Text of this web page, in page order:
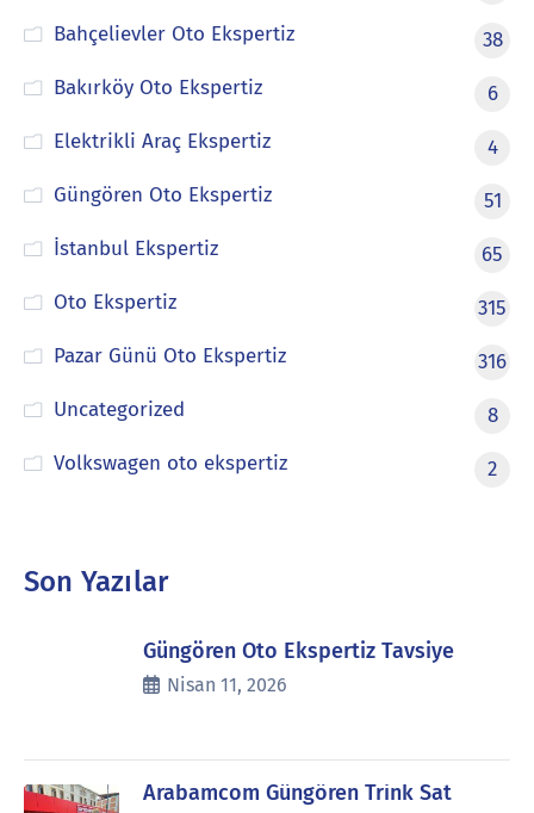
Bahçelievler Oto Ekspertiz
38
Bakırköy Oto Ekspertiz
6
Elektrikli Araç Ekspertiz
4
Güngören Oto Ekspertiz
51
İstanbul Ekspertiz
65
Oto Ekspertiz
315
Pazar Günü Oto Ekspertiz
316
Uncategorized
8
Volkswagen oto ekspertiz
2
Son Yazılar
Güngören Oto Ekspertiz Tavsiye
Nisan 11, 2026
Arabamcom Güngören Trink Sat